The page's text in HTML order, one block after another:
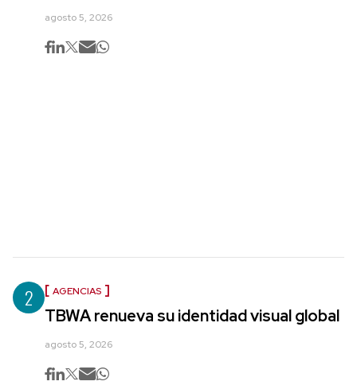
agosto 5, 2026
2 AGENCIAS
TBWA renueva su identidad visual global
agosto 5, 2026